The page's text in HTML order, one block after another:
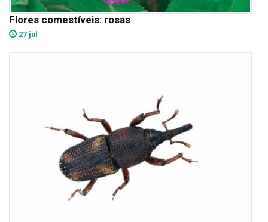
Flores comestíveis: rosas
27 jul